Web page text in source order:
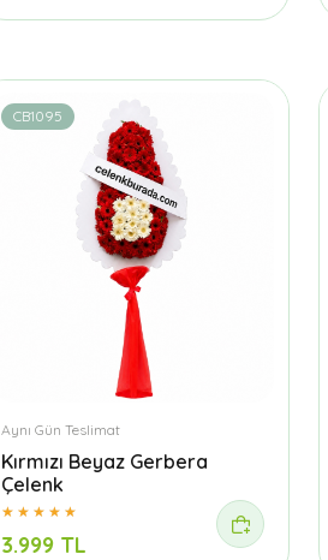
CB1095
Aynı Gün Teslimat
Kırmızı Beyaz Gerbera
Çelenk
3.999 TL